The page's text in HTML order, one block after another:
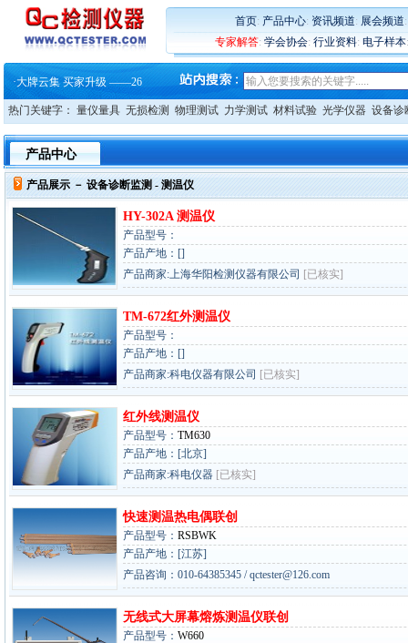
首页: 产品中心: 资讯频道: 展会频道
专家解答: 学会协会: 行业资料: 电子样本
蔡司软件 | 高效变形分析能
·铸就AI服务器质量动脉 – 高
·铸就AI服务器质量动脉 – 高
·ZEISS BOSELLO ADR 让内部缺
·蔡司和亿纬锂能达成战略合作
·大牌云集 买家升级 ——26
·蔡司软件 | 高效变形分析能
·铸就AI服务器质量动脉 – 高
·铸就AI服务器质量动脉 – 高
·ZEISS BOSELLO ADR 让内部缺
蔡司和亿纬锂能达成战略合作
大牌云集 买家升级 ——26
热门关键字： 量仪量具 无损检测 物理测试 力学测试 材料试验 光学仪器 设备诊
产品中心
产品展示 － 设备诊断监测- 测温仪
HY-302A 测温仪
产品型号：
产品产地：[]
产品商家:上海华阳检测仪器有限公司 [已核实]
TM-672红外测温仪
产品型号：
产品产地：[]
产品商家:科电仪器有限公司 [已核实]
红外线测温仪
产品型号： TM630
产品产地：[北京]
产品商家:科电仪器 [已核实]
快速测温热电偶联创
产品型号： RSBWK
产品产地：[江苏]
产品咨询：010-64385345 / qctester@126.com
无线式大屏幕熔炼测温仪联创
产品型号： W660